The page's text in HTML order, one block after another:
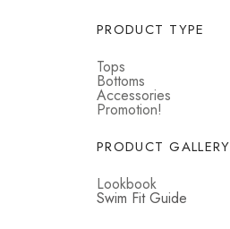
PRODUCT TYPE
Tops
Bottoms
Accessories
Promotion!
PRODUCT GALLERY
Lookbook
Swim Fit Guide